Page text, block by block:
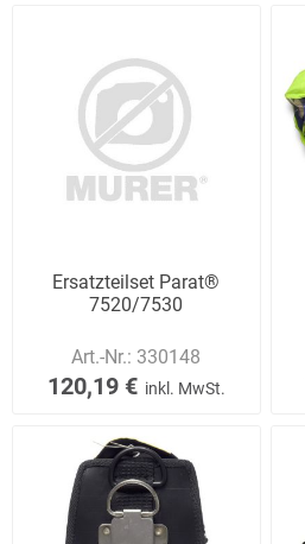
Ersatzteilset Parat®
7520/7530
Art.-Nr.: 330148
120,19 € inkl. MwSt.